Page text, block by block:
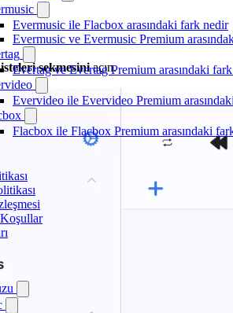
Evermusic ile Flacbox arasındaki fark nedir
Evermusic ve Evermusic Premium
Evertag ve Evertag Premium arasındaki
Evervideo ile Evervideo Premium
Flacbox ile Flacbox Premium arasındaki
sekmesiniaçın.